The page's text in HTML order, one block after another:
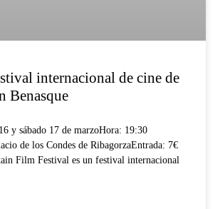
internacional de cine de
Benasque
y sábado 17 de marzoHora: 19:30
de los Condes de RibagorzaEntrada: 7€
Film Festival es un festival internacional